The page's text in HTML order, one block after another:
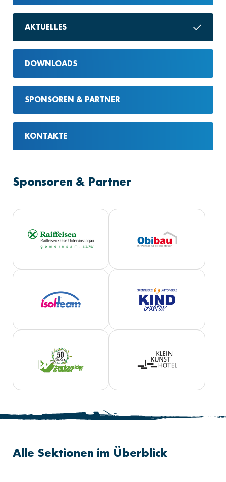
AKTUELLES
DOWNLOADS
SPONSOREN & PARTNER
KONTAKTE
Sponsoren & Partner
Alle Sektionen im Überblick